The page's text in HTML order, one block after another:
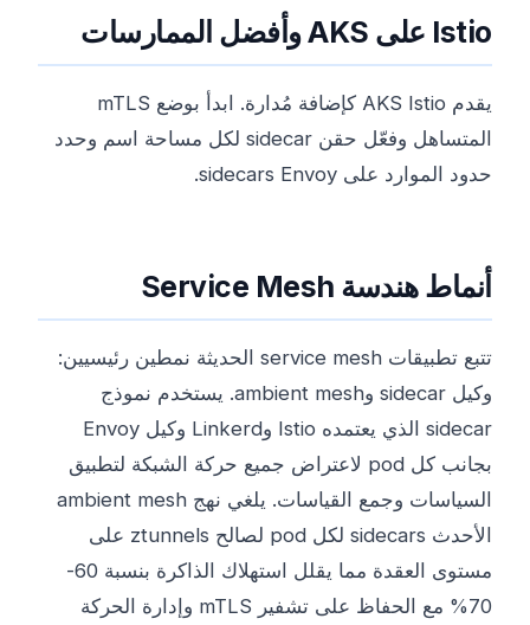
Istio على AKS وأفضل الممارسات
يقدم AKS Istio كإضافة مُدارة. ابدأ بوضع mTLS
المتساهل وفعّل حقن sidecar لكل مساحة اسم وحدد
حدود الموارد على sidecars Envoy.
أنماط هندسة Service Mesh
تتبع تطبيقات service mesh الحديثة نمطين رئيسيين:
وكيل sidecar وambient mesh. يستخدم نموذج
sidecar الذي يعتمده Istio وLinkerd وكيل Envoy
بجانب كل pod لاعتراض جميع حركة الشبكة لتطبيق
السياسات وجمع القياسات. يلغي نهج ambient mesh
الأحدث sidecars لكل pod لصالح ztunnels على
مستوى العقدة مما يقلل استهلاك الذاكرة بنسبة 60-
70% مع الحفاظ على تشفير mTLS وإدارة الحركة